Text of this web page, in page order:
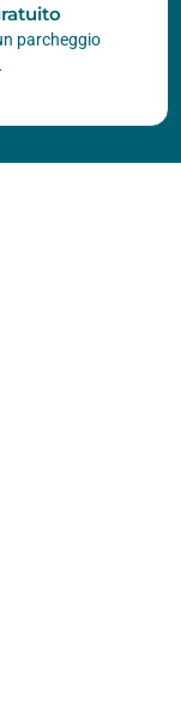
parcheggio